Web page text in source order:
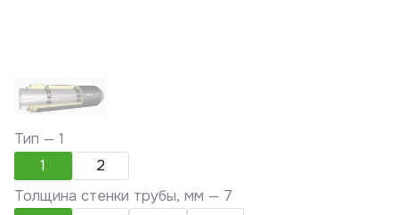
Тип —1
1
2
Толщина стенки трубы, мм — 7